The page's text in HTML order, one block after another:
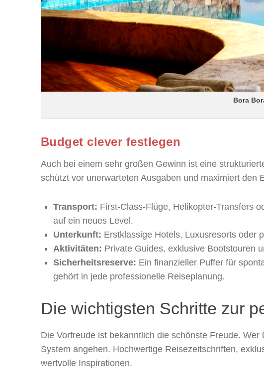
Bora
Budget clever festlegen
Auch bei einem sehr großen Gewinn ist eine
schützt vor unerwarteten Ausgaben und maximiert den
Transport: First-Class-Flüge, Helikopter-Transfers
auf ein neues Level.
Unterkunft: Erstklassige Hotels, Luxusresorts oder
Aktivitäten: Private Guides, exklusive Bootstouren
Sicherheitsreserve: Ein finanzieller Puffer für
gehört in jede professionelle Reiseplanung.
Die wichtigsten Schritte zur
Die Vorfreude ist bekanntlich die schönste Freude.
System angehen. Hochwertige Reisezeitschriften,
wertvolle Inspirationen.